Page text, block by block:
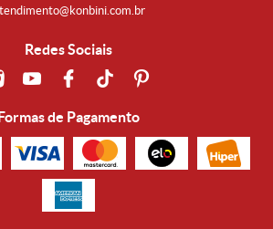
Redes Sociais
de Pagamento